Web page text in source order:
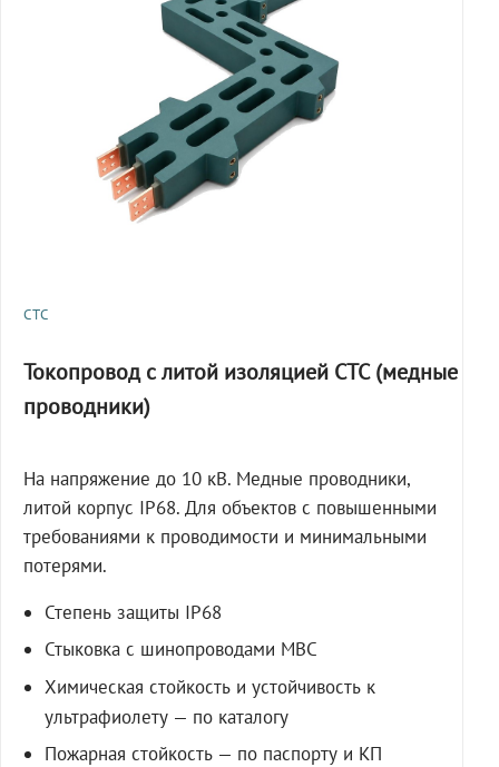
СТС
Токопровод с литой изоляцией СТС (медные
проводники)
На напряжение до 10 кВ. Медные проводники,
литой корпус IP68. Для объектов с повышенными
требованиями к проводимости и минимальными
потерями.
Степень защиты IP68
Стыковка с шинопроводами МВС
Химическая стойкость и устойчивость к
ультрафиолету — по каталогу
Пожарная стойкость — по паспорту и КП